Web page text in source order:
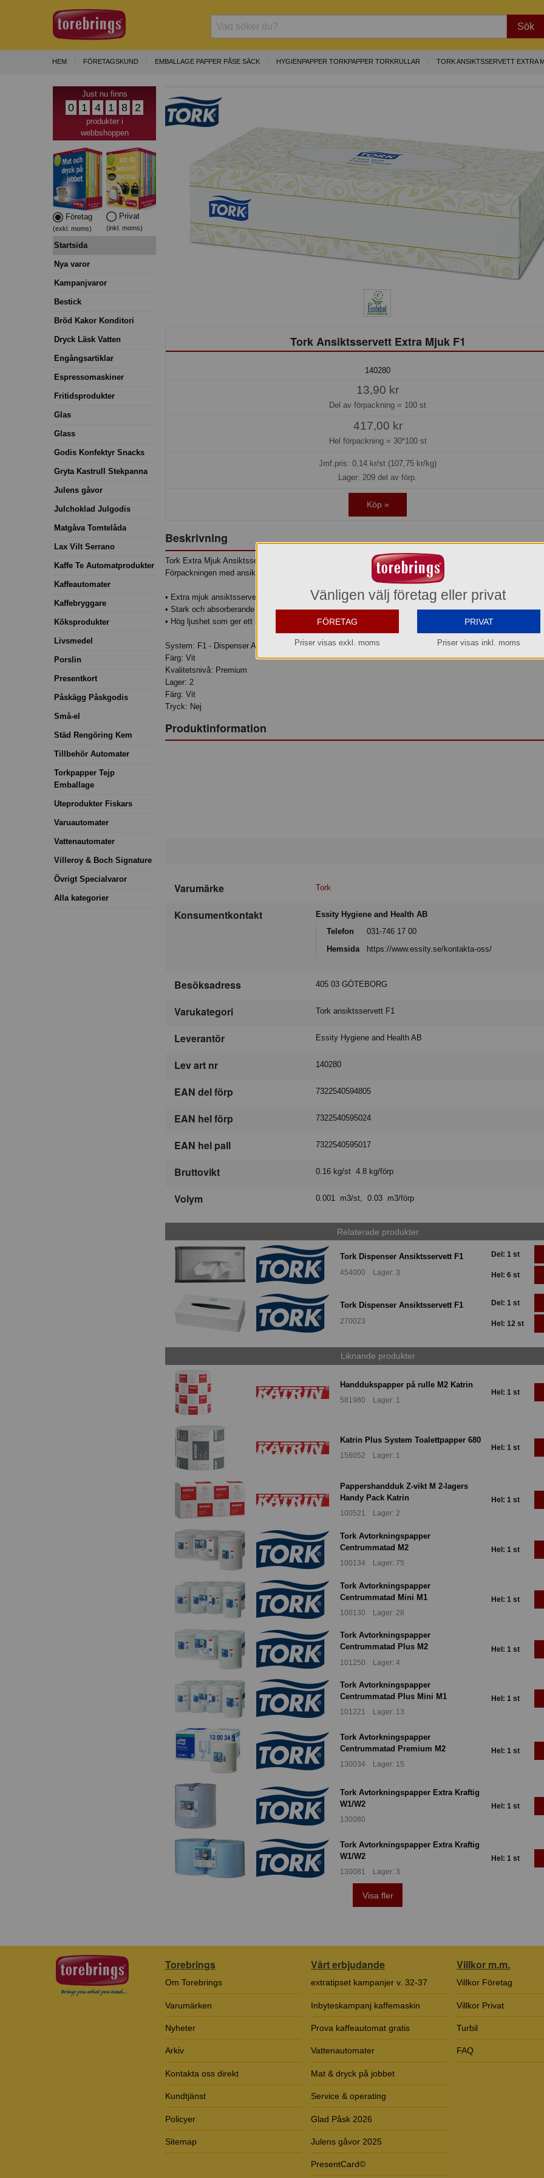
Sök
HEM FÖRETAGSKUND EMBALLAGE PAPPER PÅSE SÄCK HYGIENPAPPER TORKPAPPER TORKRULLAR TORK ANSIKTSSERVETT EXTRA
Just nu finns
0 1 4 1 8 2
produkter i
webbshoppen
Företag
(exkl. moms)
Privat
(inkl. moms)
Startsida
Nya varor
Kampanjvaror
Bestick
Bröd Kakor Konditori
Dryck Läsk Vatten
Engångsartiklar
Espressomaskiner
Fritidsprodukter
Glas
Glass
Godis Konfektyr Snacks
Gryta Kastrull Stekpanna
Julens gåvor
Julchoklad Julgodis
Matgåva Tomtelåda
Lax Vilt Serrano
Kaffe Te Automatprodukter
Kaffeautomater
Kaffebryggare
Köksprodukter
Livsmedel
Porslin
Presentkort
Påskägg Påskgodis
Små-el
Städ Rengöring Kem
Tillbehör Automater
Torkpapper Tejp
Emballage
Uteprodukter Fiskars
Varuautomater
Vattenautomater
Villeroy & Boch Signature
Övrigt Specialvaror
Alla kategorier
Tork Ansiktsservett Extra Mjuk F1
140280
13,90 kr
Del av förpackning = 100 st
417,00 kr
Hel förpackning = 30*100 st
Jmf.pris: 0,14 kr/st (107,75 kr/kg)
Lager: 209 del av förp.
Köp »
Beskrivning
Tork Extra Mjuk Ansiktsservett erbjuder en mjuk känsla och hög kvalitet. Servetterna ligger i en snygg platt
Förpackningen med ansiktsservetter passar i Tork Dispenser Ansiktsservett och är enkel att placera där
• Extra mjuk ansiktsservett som är skonsam mot huden
• Stark och absorberande för extra komfort
• Hög ljushet som ger ett hygieniskt intryck
System: F1 - Dispenser Ansiktsservett
Färg: Vit
Kvalitetsnivå: Premium
Lager: 2
Färg: Vit
Tryck: Nej
Produktinformation
Varumärke Tork
Konsumentkontakt
Essity Hygiene and Health AB
Telefon
031-746 17 00
Hemsida
https://www.essity.se/kontakta-oss/
Besöksadress 405 03 GÖTEBORG
Varukategori Tork ansiktsservett F1
Leverantör Essity Hygiene and Health AB
Lev art nr 140280
EAN del förp 7322540594805
EAN hel förp 7322540595024
EAN hel pall 7322540595017
Bruttovikt 0.16 kg/st 4.8 kg/förp
Volym 0.001 m3/st, 0.03 m3/förp
Relaterade produkter
Tork Dispenser Ansiktsservett F1
454000 Lager: 3
Del: 1 st
Hel: 6 st
Tork Dispenser Ansiktsservett F1
270023
Del: 1 st
Hel: 12 st
Liknande produkter
Handdukspapper på rulle M2 Katrin
581980 Lager: 1
Hel: 1 st
Katrin Plus System Toalettpapper 680
156052 Lager: 1
Hel: 1 st
Pappershandduk Z-vikt M 2-lagers
Handy Pack Katrin
100521 Lager: 2
Hel: 1 st
Tork Avtorkningspapper
Centrummatad M2
100134 Lager: 75
Hel: 1 st
Tork Avtorkningspapper
Centrummatad Mini M1
100130 Lager: 28
Hel: 1 st
Tork Avtorkningspapper
Centrummatad Plus M2
101250 Lager: 4
Hel: 1 st
Tork Avtorkningspapper
Centrummatad Plus Mini M1
101221 Lager: 13
Hel: 1 st
Tork Avtorkningspapper
Centrummatad Premium M2
130034 Lager: 15
Hel: 1 st
Tork Avtorkningspapper Extra Kraftig
W1/W2
130080
Hel: 1 st
Tork Avtorkningspapper Extra Kraftig
W1/W2
130081 Lager: 3
Hel: 1 st
Visa fler
Torebrings
Om Torebrings
Varumärken
Nyheter
Arkiv
Kontakta oss direkt
Kundtjänst
Policyer
Sitemap
Vårt erbjudande
extratipset kampanjer v. 32-37
Inbyteskampanj kaffemaskin
Prova kaffeautomat gratis
Vattenautomater
Mat & dryck på jobbet
Service & operating
Glad Påsk 2026
Julens gåvor 2025
PresentCard©
Villkor m.m.
Villkor Företag
Villkor Privat
Turbil
FAQ
Vänligen välj företag eller privat
FÖRETAG
Priser visas exkl. moms
PRIVAT
Priser visas inkl. moms